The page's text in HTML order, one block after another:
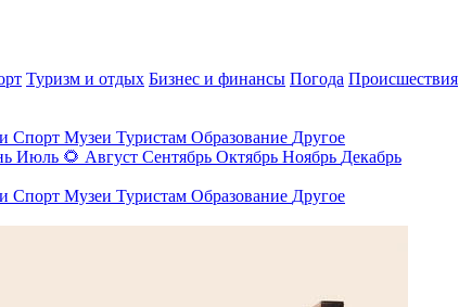
Туризм и отдых Бизнес и финансы Погода Происшествия
Спорт Музеи Туристам Образование Другое
Июль 🌻 Август Сентябрь Октябрь Ноябрь Декабрь
Спорт Музеи Туристам Образование Другое